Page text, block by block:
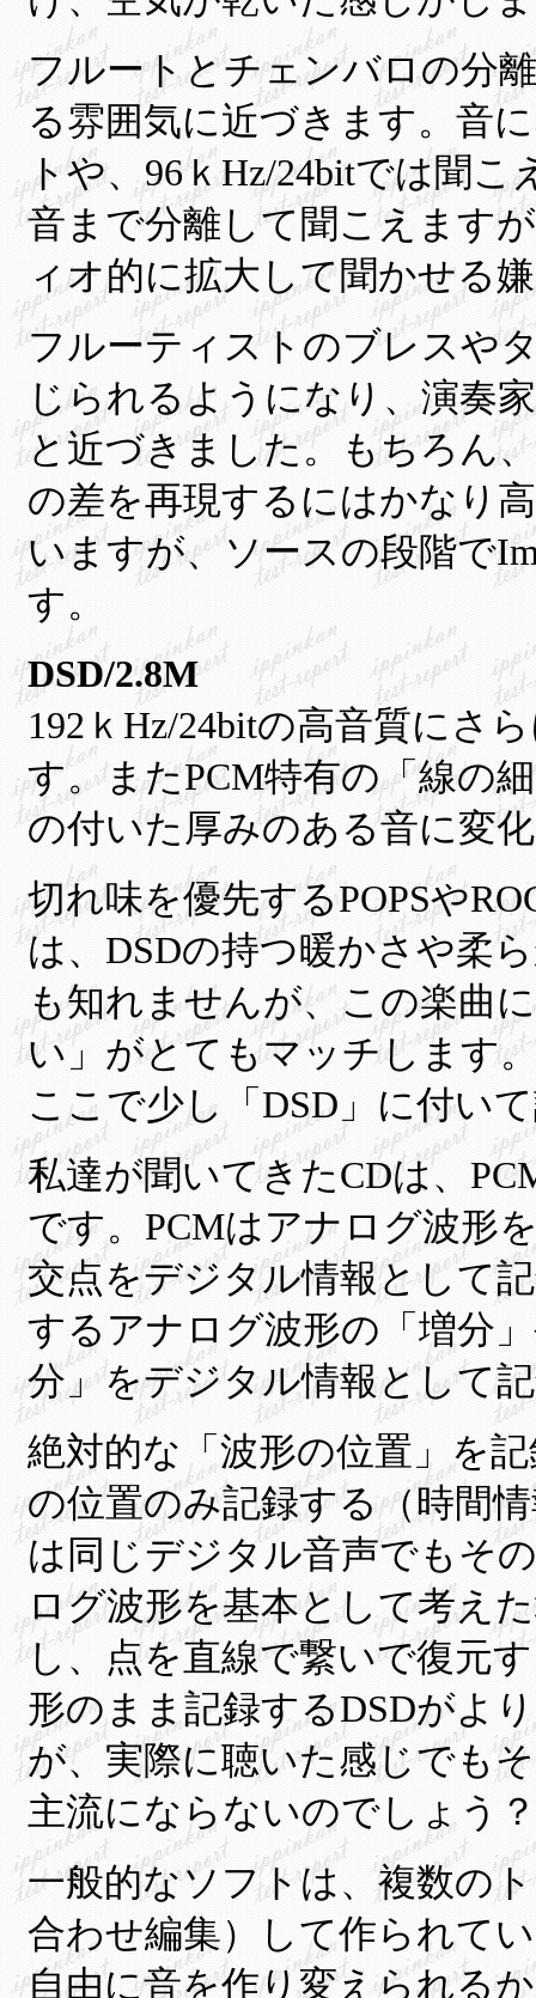
フルートとチェンバロの分
る雰囲気に近づきます。音
トや、96ｋHz/24bitでは聞
音まで分離して聞こえます
ィオ的に拡大して聞かせる
フルーティストのブレスや
じられるようになり、演奏
と近づきました。もちろん
の差を再現するにはかなり
いますが、ソースの段階で
す。
DSD/2.8M
192ｋHz/24bitの高音質にさ
す。またPCM特有の「線の
の付いた厚みのある音に変
切れ味を優先するPOPSや
は、DSDの持つ暖かさや柔
も知れませんが、この楽曲
い」がとてもマッチします
ここで少し「DSD」に付い
私達が聞いてきたCDは、
です。PCMはアナログ波形
交点をデジタル情報として
するアナログ波形の「増分
分」をデジタル情報として
絶対的な「波形の位置」を
の位置のみ記録する（時間
は同じデジタル音声でもそ
ログ波形を基本として考え
し、点を直線で繋いで復元
形のまま記録するDSDがよ
が、実際に聴いた感じでも
主流にならないのでしょう？
一般的なソフトは、複数の
合わせ編集）して作られて
自由に音を作り変えられる